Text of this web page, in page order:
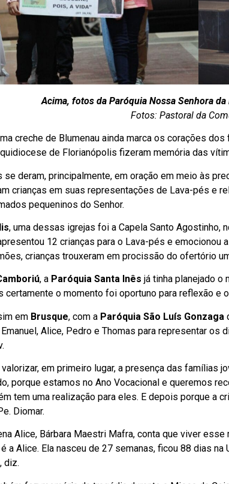
Acima, fotos da Paróquia Nossa Senhora
Fotos: Pastoral da
creche de Blumenau ainda marca os corações
de Florianópolis fizeram memória das
se deram, principalmente, em oração em meio às
crianças em suas representações de Lava-pés e
pequeninos do Senhor.
, uma dessas igrejas foi a Capela Santo Agostinho,
12 crianças para o Lava-pés e emocionou
crianças trouxeram em procissão do ofertório
, a Paróquia Santa Inês já tinha planejado o
certamente o momento foi oportuno para reflexão e
em Brusque, com a Paróquia São Luís Gonzaga
Emanuel, Alice, Pedro e Thomas para representar
em primeiro lugar, a presença das famílias
porque estamos no Ano Vocacional e queremos
tem uma realização para eles. E depois porque a
Diomar.
Alice, Bárbara Maestri Mafra, conta que viver
a Alice. Ela nasceu de 27 semanas, ficou 88 dias
diz.